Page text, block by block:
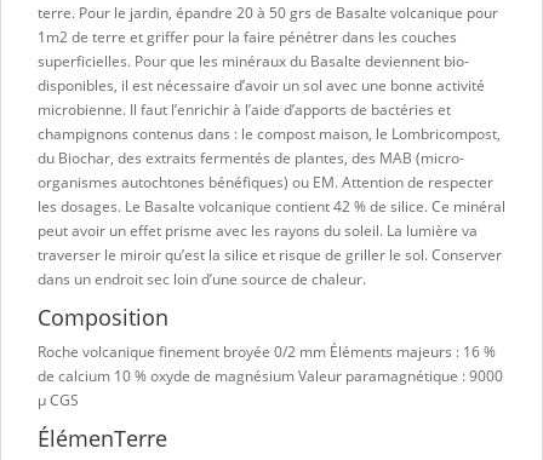
terre. Pour le jardin, épandre 20 à 50 grs de Basalte volcanique pour
1m2 de terre et griffer pour la faire pénétrer dans les couches
superficielles. Pour que les minéraux du Basalte deviennent bio-
disponibles, il est nécessaire d’avoir un sol avec une bonne activité
microbienne. Il faut l’enrichir à l’aide d’apports de bactéries et
champignons contenus dans : le compost maison, le Lombricompost,
du Biochar, des extraits fermentés de plantes, des MAB (micro-
organismes autochtones bénéfiques) ou EM. Attention de respecter
les dosages. Le Basalte volcanique contient 42 % de silice. Ce minéral
peut avoir un effet prisme avec les rayons du soleil. La lumière va
traverser le miroir qu’est la silice et risque de griller le sol. Conserver
dans un endroit sec loin d’une source de chaleur.
Composition
Roche volcanique finement broyée 0/2 mm Éléments majeurs : 16 %
de calcium 10 % oxyde de magnésium Valeur paramagnétique : 9000
µ CGS
ÉlémenTerre